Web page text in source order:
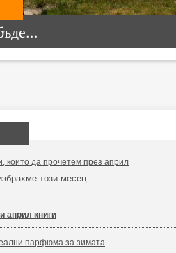
които да прочетем през април
този месец
април книги
парфюма за зимата